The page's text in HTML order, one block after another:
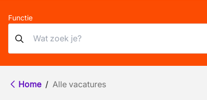
Functie
Home / Alle vacatures